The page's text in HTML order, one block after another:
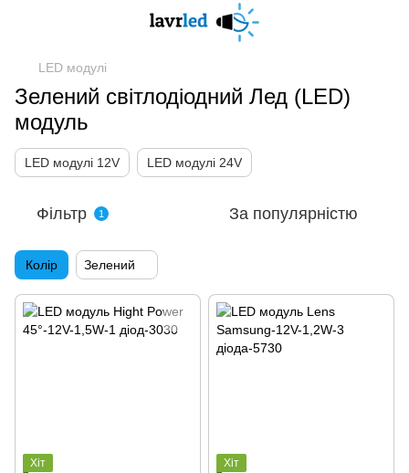
LED модулі
Зелений світлодіодний Лед (LED)
модуль
LED модулі 12V LED модулі 24V
Фільтр 1 За популярністю
Колір Зелений
Хіт Хіт